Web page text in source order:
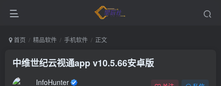
首页 精品软件 手机软件 正文
中维世纪云视通app v10.5.66安卓版
InfoHunter